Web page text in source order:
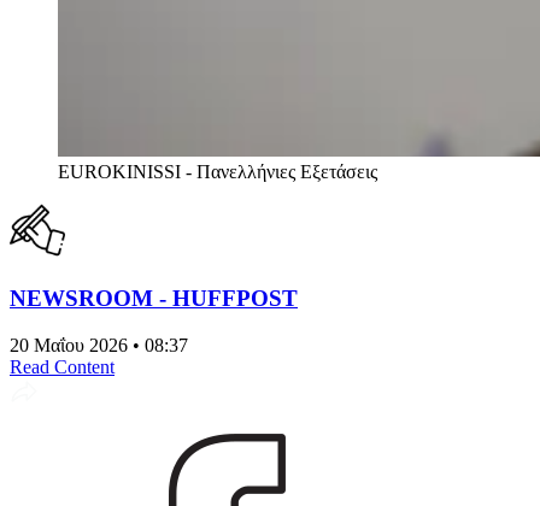
EUROKINISSI - Πανελλήνιες Εξετάσεις
NEWSROOM - HUFFPOST
20 Μαΐου 2026 • 08:37
Read Content